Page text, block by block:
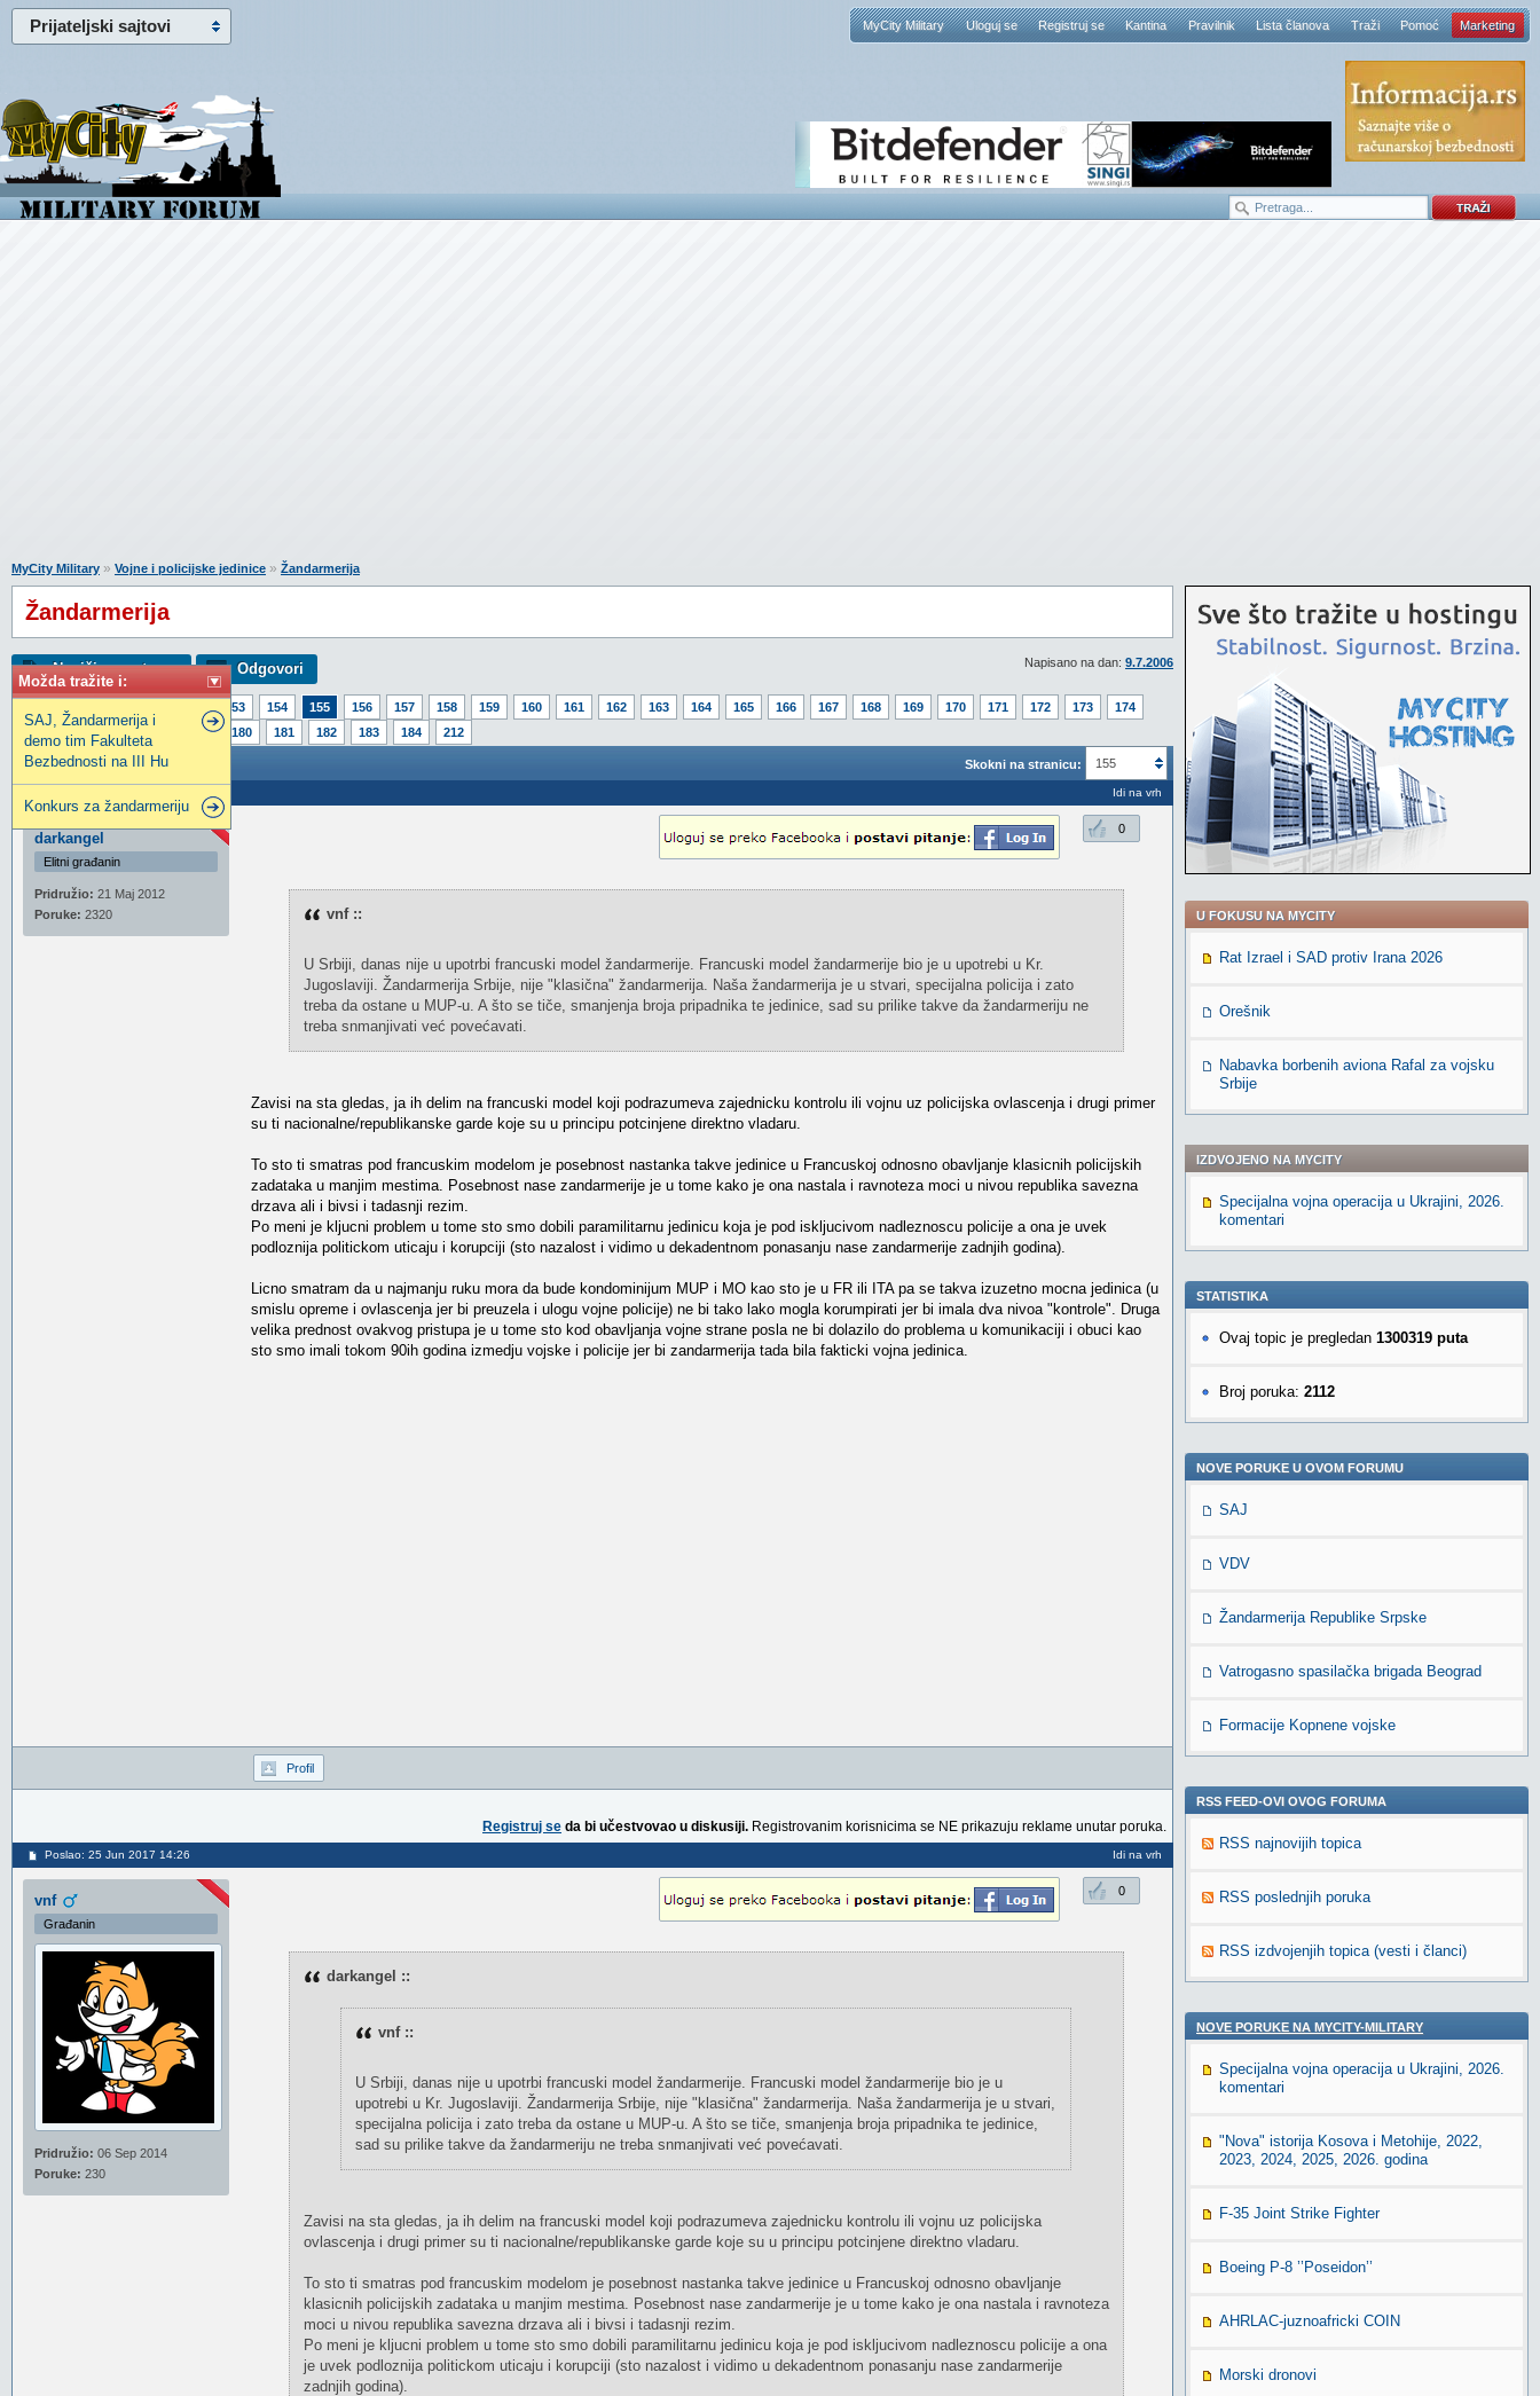
Prijateljski sajtovi MyCity Military Uloguj se Registruj se Kantina Pravilnik Lista članova Traži Pomoć Marketing
Možda tražite i:
SAJ, Žandarmerija i
demo tim Fakulteta
Bezbednosti na III Hu
Konkurs za žandarmeriju
MyCity Military » Vojne i policijske jedinice » Žandarmerija
Žandarmerija
Napisano na dan: 9.7.2006
Napiši novu temu Odgovori
153 154 155 156 157 158 159 160 161 162 163 164 165 166 167 168 169 170 171 172 173
174
175
176 177 179 180 181 182 183 184 212
Skokni na stranicu: 155
Žandarmerija
Idi na vrh
darkangel
Elitni građanin
Pridružio: 21 Maj 2012
Poruke: 2320
0
vnf ::
U Srbiji, danas nije u upotrbi francuski model žandarmerije. Francuski model žandarmerije bio je u upotrebi u Kr.
Jugoslaviji. Žandarmerija Srbije, nije "klasična" žandarmerija. Naša žandarmerija je u stvari, specijalna policija i zato
treba da ostane u MUP-u. A što se tiče, smanjenja broja pripadnika te jedinice, sad su prilike takve da žandarmeriju ne
treba snmanjivati već povećavati.
Zavisi na sta gledas, ja ih delim na francuski model koji podrazumeva zajednicku kontrolu ili vojnu uz policijska ovlascenja i drugi primer
su ti nacionalne/republikanske garde koje su u principu potcinjene direktno vladaru.
To sto ti smatras pod francuskim modelom je posebnost nastanka takve jedinice u Francuskoj odnosno obavljanje klasicnih policijskih
zadataka u manjim mestima. Posebnost nase zandarmerije je u tome kako je ona nastala i ravnoteza moci u nivou republika savezna
drzava ali i bivsi i tadasnji rezim.
Po meni je kljucni problem u tome sto smo dobili paramilitarnu jedinicu koja je pod iskljucivom nadleznoscu policije a ona je uvek
podloznija politickom uticaju i korupciji (sto nazalost i vidimo u dekadentnom ponasanju nase zandarmerije zadnjih godina).
Licno smatram da u najmanju ruku mora da bude kondominijum MUP i MO kao sto je u FR ili ITA pa se takva izuzetno mocna jedinica (u
smislu opreme i ovlascenja jer bi preuzela i ulogu vojne policije) ne bi tako lako mogla korumpirati jer bi imala dva nivoa "kontrole". Druga
velika prednost ovakvog pristupa je u tome sto kod obavljanja vojne strane posla ne bi dolazilo do problema u komunikaciji i obuci kao
sto smo imali tokom 90ih godina izmedju vojske i policije jer bi zandarmerija tada bila fakticki vojna jedinica.
Profil
Registruj se da bi učestvovao u diskusiji. Registrovanim korisnicima se NE prikazuju reklame unutar poruka.
Poslao: 25 Jun 2017 14:26 Idi na vrh
vnf
Građanin
Pridružio: 06 Sep 2014
Poruke: 230
0
darkangel ::
vnf ::
U Srbiji, danas nije u upotrbi francuski model žandarmerije. Francuski model žandarmerije bio je u
upotrebi u Kr. Jugoslaviji. Žandarmerija Srbije, nije "klasična" žandarmerija. Naša žandarmerija je u stvari,
specijalna policija i zato treba da ostane u MUP-u. A što se tiče, smanjenja broja pripadnika te jedinice,
sad su prilike takve da žandarmeriju ne treba snmanjivati već povećavati.
Zavisi na sta gledas, ja ih delim na francuski model koji podrazumeva zajednicku kontrolu ili vojnu uz policijska
ovlascenja i drugi primer su ti nacionalne/republikanske garde koje su u principu potcinjene direktno vladaru.
To sto ti smatras pod francuskim modelom je posebnost nastanka takve jedinice u Francuskoj odnosno obavljanje
klasicnih policijskih zadataka u manjim mestima. Posebnost nase zandarmerije je u tome kako je ona nastala i ravnoteza
moci u nivou republika savezna drzava ali i bivsi i tadasnji rezim.
Po meni je kljucni problem u tome sto smo dobili paramilitarnu jedinicu koja je pod iskljucivom nadleznoscu policije a ona
je uvek podloznija politickom uticaju i korupciji (sto nazalost i vidimo u dekadentnom ponasanju nase zandarmerije
zadnjih godina).
U FOKUSU NA MYCITY
Rat Izrael i SAD protiv Irana 2026
Orešnik
Nabavka borbenih aviona Rafal za vojsku
Srbije
IZDVOJENO NA MYCITY
Specijalna vojna operacija u Ukrajini, 2026.
komentari
STATISTIKA
Ovaj topic je pregledan 1300319 puta
Broj poruka: 2112
NOVE PORUKE U OVOM FORUMU
SAJ
VDV
Žandarmerija Republike Srpske
Vatrogasno spasilačka brigada Beograd
Formacije Kopnene vojske
RSS FEED-OVI OVOG FORUMA
RSS najnovijih topica
RSS poslednjih poruka
RSS izdvojenjih topica (vesti i članci)
NOVE PORUKE NA MYCITY-MILITARY
Specijalna vojna operacija u Ukrajini, 2026.
komentari
"Nova" istorija Kosova i Metohije, 2022,
2023, 2024, 2025, 2026. godina
F-35 Joint Strike Fighter
Boeing P-8 ’’Poseidon’’
AHRLAC-juznoafricki COIN
Morski dronovi